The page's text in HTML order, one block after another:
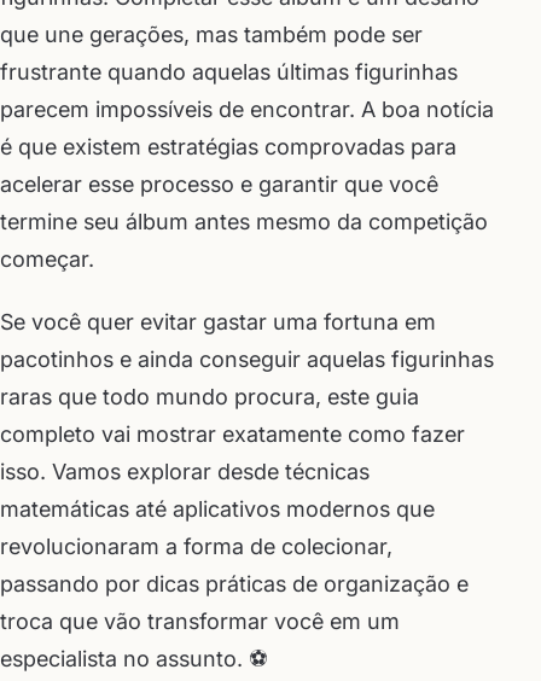
que une gerações, mas também pode ser
frustrante quando aquelas últimas figurinhas
parecem impossíveis de encontrar. A boa notícia
é que existem estratégias comprovadas para
acelerar esse processo e garantir que você
termine seu álbum antes mesmo da competição
começar.
Se você quer evitar gastar uma fortuna em
pacotinhos e ainda conseguir aquelas figurinhas
raras que todo mundo procura, este guia
completo vai mostrar exatamente como fazer
isso. Vamos explorar desde técnicas
matemáticas até aplicativos modernos que
revolucionaram a forma de colecionar,
passando por dicas práticas de organização e
troca que vão transformar você em um
especialista no assunto. ⚽